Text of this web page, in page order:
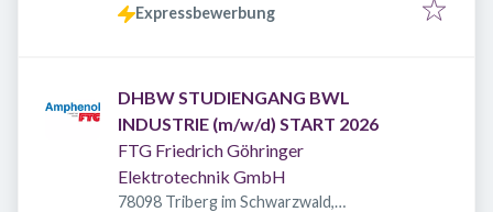
Expressbewerbung
DHBW STUDIENGANG BWL
INDUSTRIE (m/w/d) START 2026
FTG Friedrich Göhringer
Elektrotechnik GmbH
78098 Triberg im Schwarzwald,